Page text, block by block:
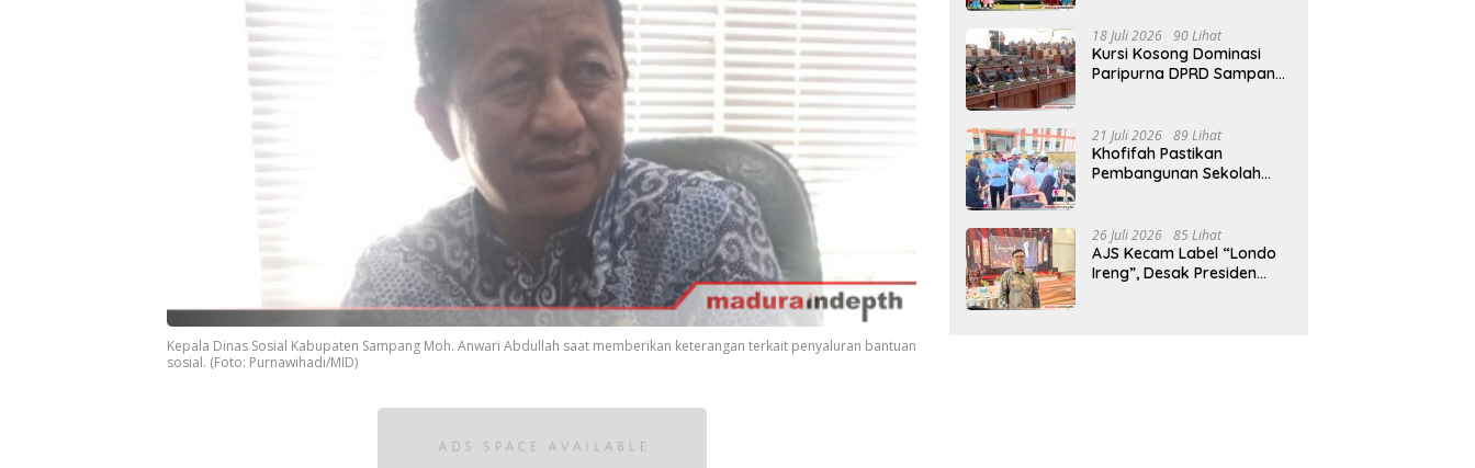
Kepala Dinas Sosial Kabupaten Sampang Moh. Anwari Abdullah saat memberikan keterangan terkait penyaluran bantuan
sosial. (Foto: Purnawihadi/MID)
Kekerasan Seksual Anak
18 Juli 2026 90 Lihat
Kursi Kosong Dominasi
Paripurna DPRD Sampang,
21 Juli 2026 89 Lihat
Khofifah Pastikan
Pembangunan Sekolah
Indonesia Emas
26 Juli 2026 85 Lihat
AJS Kecam Label “Londo
Ireng”, Desak Presiden